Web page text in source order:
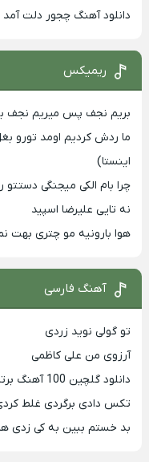
دانلود آهنگ چجور دلت
ریمیکس
بریم نجف پس میریم نجف
ما ردش کردیم اومد تورو
اینستا)
چرا بام الکی میجنگی دستتو
نه تایی علیرضا اسپید
هوا بارونیه مو چتری بهت
آهنگ فارسی
تو گولی نوید زردی
آرزوی من علی کاظمی
دانلود گلچین 100 آهنگ برتر دهه 90
تکس دادی برگردی غلط
بد خستم ببین به کی زدی